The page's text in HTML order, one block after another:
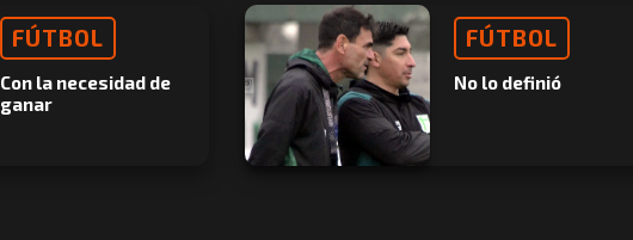
FÚTBOL
Con la necesidad de
ganar
FÚTBOL
No lo definió